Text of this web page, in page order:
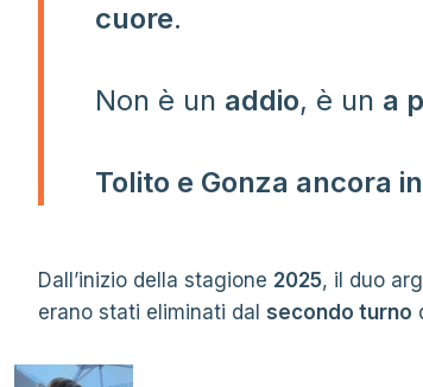
cuore.
Non è un addio, è un a
Tolito e Gonza ancora
Dall’inizio della stagione 2025, il duo
erano stati eliminati dal secondo turno